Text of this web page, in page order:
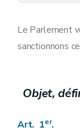
Art.
Art.
Le Parlement
sanctionnons
Objet,
Art. 1er.